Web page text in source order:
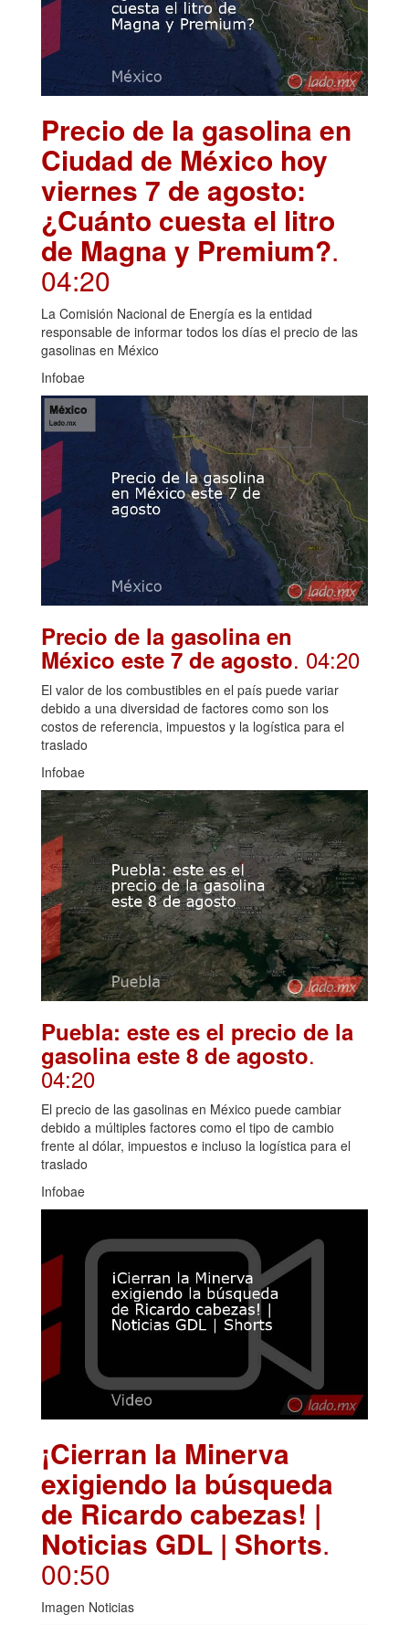
Precio de la gasolina en
Ciudad de México hoy
viernes 7 de agosto:
¿Cuánto cuesta el litro
de Magna y Premium?.
04:20
La Comisión Nacional de Energía es la entidad
responsable de informar todos los días el precio de las
gasolinas en México
Infobae
Precio de la gasolina en
México este 7 de agosto. 04:20
El valor de los combustibles en el país puede variar
debido a una diversidad de factores como son los
costos de referencia, impuestos y la logística para el
traslado
Infobae
Puebla: este es el precio de la
gasolina este 8 de agosto.
04:20
El precio de las gasolinas en México puede cambiar
debido a múltiples factores como el tipo de cambio
frente al dólar, impuestos e incluso la logística para el
traslado
Infobae
¡Cierran la Minerva
exigiendo la búsqueda
de Ricardo cabezas! |
Noticias GDL | Shorts.
00:50
Imagen Noticias